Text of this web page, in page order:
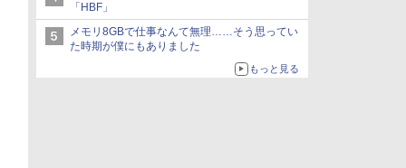
「HBF」
メモリ8GBで仕事なんて無理……そう思ってい
た時期が僕にもありました
もっと見る